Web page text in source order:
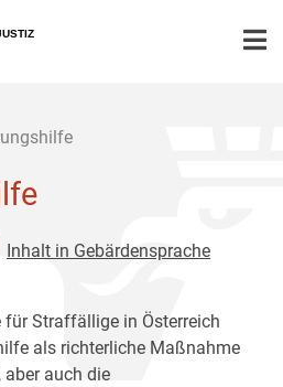
Inhalt in Gebärdensprache
Straffällige in Österreich
als richterliche Maßnahme
auch die